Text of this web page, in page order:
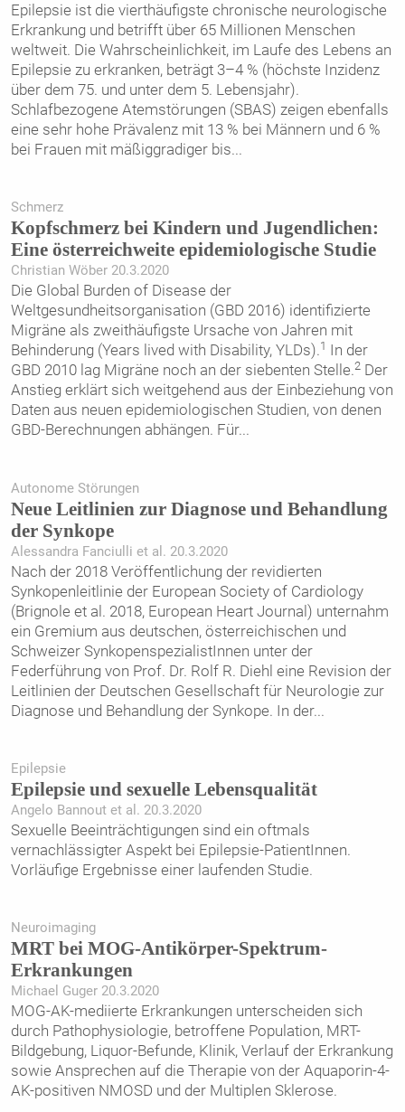
Epilepsie ist die vierthäufigste chronische neurologische
Erkrankung und betrifft über 65 Millionen Menschen
weltweit. Die Wahrscheinlichkeit, im Laufe des Lebens an
Epilepsie zu erkranken, beträgt 3–4 % (höchste Inzidenz
über dem 75. und unter dem 5. Lebensjahr).
Schlafbezogene Atemstörungen (SBAS) zeigen ebenfalls
eine sehr hohe Prävalenz mit 13 % bei Männern und 6 %
bei Frauen mit mäßiggradiger bis...
Schmerz
Kopfschmerz bei Kindern und Jugendlichen:
Eine österreichweite epidemiologische Studie
Christian Wöber 20.3.2020
Die Global Burden of Disease der
Weltgesundheitsorganisation (GBD 2016) identifizierte
Migräne als zweithäufigste Ursache von Jahren mit
Behinderung (Years lived with Disability, YLDs).1 In der
GBD 2010 lag Migräne noch an der siebenten Stelle.2Der
Anstieg erklärt sich weitgehend aus der Einbeziehung von
Daten aus neuen epidemiologischen Studien, von denen
GBD-Berechnungen abhängen. Für...
Autonome Störungen
Neue Leitlinien zur Diagnose und Behandlung
der Synkope
Alessandra Fanciulli et al. 20.3.2020
Nach der 2018 Veröffentlichung der revidierten
Synkopenleitlinie der European Society of Cardiology
(Brignole et al. 2018, European Heart Journal) unternahm
ein Gremium aus deutschen, österreichischen und
Schweizer SynkopenspezialistInnen unter der
Federführung von Prof. Dr. Rolf R. Diehl eine Revision der
Leitlinien der Deutschen Gesellschaft für Neurologie zur
Diagnose und Behandlung der Synkope. In der...
Epilepsie
Epilepsie und sexuelle Lebensqualität
Angelo Bannout et al. 20.3.2020
Sexuelle Beeinträchtigungen sind ein oftmals
vernachlässigter Aspekt bei Epilepsie-PatientInnen.
Vorläufige Ergebnisse einer laufenden Studie.
Neuroimaging
MRT bei MOG-Antikörper-Spektrum-
Erkrankungen
Michael Guger 20.3.2020
MOG-AK-mediierte Erkrankungen unterscheiden sich
durch Pathophysiologie, betroffene Population, MRT-
Bildgebung, Liquor-Befunde, Klinik, Verlauf der Erkrankung
sowie Ansprechen auf die Therapie von der Aquaporin-4-
AK-positiven NMOSD und der Multiplen Sklerose.